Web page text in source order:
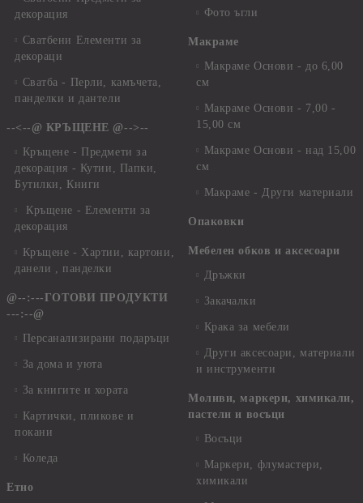
декорация
Сватбени Елементи за
декораци
Сватба - Перли, камъчета,
панделки и дантели
--<--@ КРЪЩЕНЕ @-->--
Кръщене - Предмети за
декорация - Кутии, Папки,
Бутилки, Книги
Кръщене - Елементи за
декорация
Кръщене - Хартии, картони,
данели , панделки
@--:---ГОТОВИ ПРОДУКТИ
---:--@
Персанализирани подаръци
За дома и уюта
За книгите и хората
Картички, пликове и
покани
Коледа
Етно
Фото ъгли
Макраме
Макраме Основи - до 6,00
см
Макраме Основи - 7,00 -
15,00 см
Макраме Основи - над 15,00
см
Макраме - Други материали
Опаковки
Мебелен обков и аксесоари
Дръжки
Закачалки
Крака за мебели
Други аксесоари, материали
и инструменти
Моливи, маркери, химикали,
пастели и восъци
Восъци
Маркери, флумастери,
химикали